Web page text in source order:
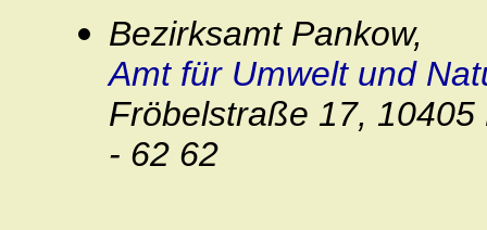
Bezirksamt Pankow,
Amt für Umwelt und
Fröbelstraße 17,
- 62 62